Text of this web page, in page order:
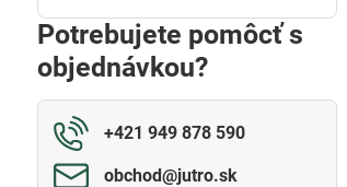
filtra
fulltextom
Potrebujete pomôcť s
objednávkou?
+421 949 878 590
obchod​@jutro​.sk